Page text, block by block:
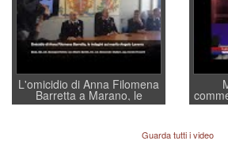
L'omicidio di Anna Filomena
Barretta a Marano, le
indagini dei carabinieri di
Lavarra: più avvincenti di
quelle di... Barbara D'UrsoGuarda tutti i video